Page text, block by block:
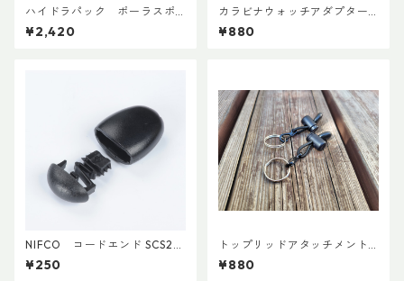
ハイドラパック ポーラスポ
ーツ 600ml
¥2,420
カラビナウォッチアダプターLi
te
¥880
NIFCO コードエンド SCS2
(5個入り)
¥250
トップリッドアタッチメント
(ペア)
¥880